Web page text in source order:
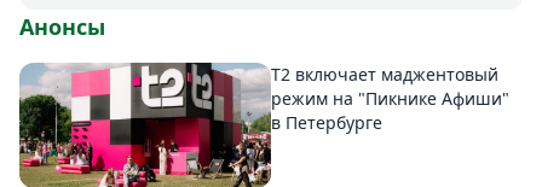
Анонсы
Т2 включает маджентовый
режим на "Пикнике Афиши"
в Петербурге